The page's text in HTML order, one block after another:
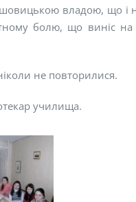
владою, що і
болю, що виніс на
не повторилися.
училища.